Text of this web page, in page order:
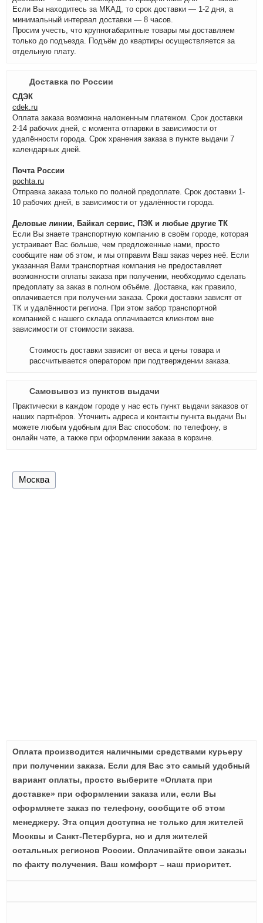
Если Вы находитесь за МКАД, то срок доставки — 1-2 дня, а
минимальный интервал доставки — 8 часов.
Просим учесть, что крупногабаритные товары мы доставляем
только до подъезда. Подъём до квартиры осуществляется за
отдельную плату.
Доставка по России
СДЭК
cdek.ru
Оплата заказа возможна наложенным платежом. Срок доставки
2-14 рабочих дней, с момента отпарвки в зависимости от
удалённости города. Срок хранения заказа в пункте выдачи 7
календарных дней.
Почта России
pochta.ru
Отправка заказа только по полной предоплате. Срок доставки 1-
10 рабочих дней, в зависимости от удалённости города.
Деловые линии, Байкал сервис, ПЭК и любые другие ТК
Если Вы знаете транспортную компанию в своём городе, которая
устраивает Вас больше, чем предложенные нами, просто
сообщите нам об этом, и мы отправим Ваш заказ через неё. Если
указанная Вами транспортная компания не предоставляет
возможности оплаты заказа при получении, необходимо сделать
предоплату за заказ в полном объёме. Доставка, как правило,
оплачивается при получении заказа. Сроки доставки зависят от
ТК и удалённости региона. При этом забор транспортной
компанией с нашего склада оплачивается клиентом вне
зависимости от стоимости заказа.
Стоимость доставки зависит от веса и цены товара и
рассчитывается оператором при подтверждении заказа.
Самовывоз из пунктов выдачи
Практически в каждом городе у нас есть пункт выдачи заказов от
наших партнёров. Уточнить адреса и контакты пункта выдачи Вы
можете любым удобным для Вас способом: по телефону, в
онлайн чате, а также при оформлении заказа в корзине.
Москва
Оплата производится наличными средствами курьеру
при получении заказа. Если для Вас это самый удобный
вариант оплаты, просто выберите «Оплата при
доставке» при оформлении заказа или, если Вы
оформляете заказ по телефону, сообщите об этом
менеджеру. Эта опция доступна не только для жителей
Москвы и Санкт-Петербурга, но и для жителей
остальных регионов России. Оплачивайте свои заказы
по факту получения. Ваш комфорт – наш приоритет.